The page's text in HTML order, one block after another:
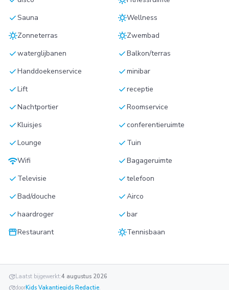
checkSauna sunnyWellness
sunnyZonneterras sunnyZwembad
checkwaterglijbanen checkBalkon/terras
checkHanddoekenservice checkminibar
checkLift checkreceptie
checkNachtportier checkRoomservice
checkKluisjes checkconferentieruimte
checkLounge check Tuin
wifiWifi checkBagageruimte
check Televisie checktelefoon
checkBad/douche checkAirco
checkhaardroger checkbar
storefrontRestaurant sunnyTennisbaan
updateLaatst bijgewerkt:4 augustus 2026
updatedoorKids Vakantiegids Redactie.